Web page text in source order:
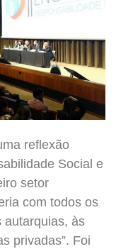
reflexão
Social e
setor
com todos os
autarquias, às
privadas”. Foi